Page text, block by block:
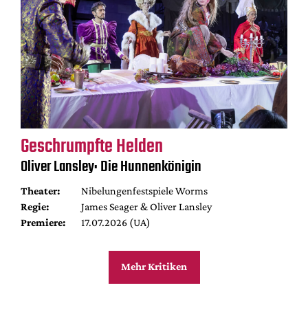
Geschrumpfte Helden
Oliver Lansley: Die Hunnenkönigin
Theater:
Nibelungenfestspiele Worms
Regie:
James Seager & Oliver Lansley
Premiere:
17.07.2026 (UA)
Mehr Kritiken